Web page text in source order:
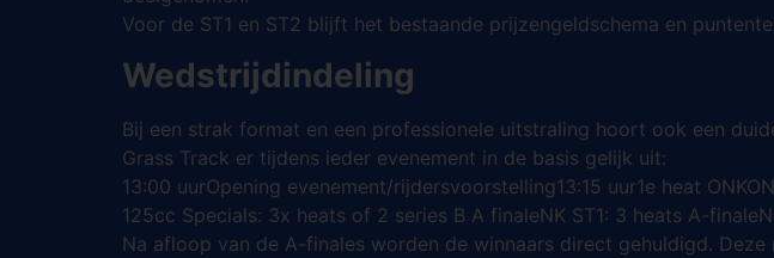
Voor de ST1 en ST2 blijft het bestaande prijzengeldschema en
Wedstrijdindeling
Bij een strak format en een professionele uitstraling hoort ook een
Grass Track er tijdens ieder evenement in de basis gelijk uit:
13:00 uurOpening evenement/rijdersvoorstelling13:15 uur1e heat
125cc Specials: 3x heats of 2 series B A finaleNK ST1: 3 heats A-
Na afloop van de A-finales worden de winnaars direct gehuldigd.